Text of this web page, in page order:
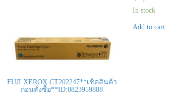
In stock
Add to cart
FUJI XEROX CT202247**เช็คสินค้า
ก่อนสั่งซื้อ**ID:0823959888